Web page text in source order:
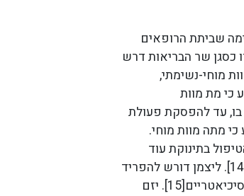
בשנת 2011, התקיימה שביתת הרופאים
שר הבריאות דרש
לחוק מוות מוחי-נשימתי,
מת מוות
עד להפסקת פעולת
מתה מוות מוחי.
בתינוקת עוד
כשבועיים, עד לרגע שבו נדם לבה[14]. ליצמן דורש להפריד
בין נשים לגברים בבתי החולים הפסיכיאטריים[15]. יזם